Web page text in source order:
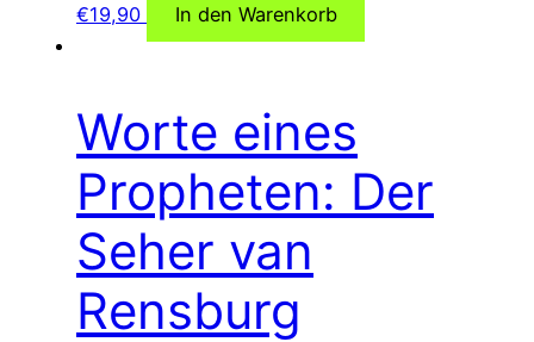
€19,90 In den Warenkorb
Worte eines
Propheten: Der
Seher van
Rensburg